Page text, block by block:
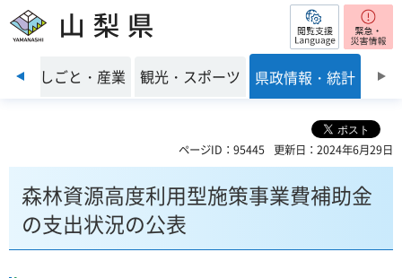
山梨県 閲覧支援
前のスライドを表示
境 しごと・産業 観光・スポーツ 県政情報・統計
ページID：95445 更新日：2024年6月29日
森林資源高度利用型施策事業費補助金
の支出状況の公表